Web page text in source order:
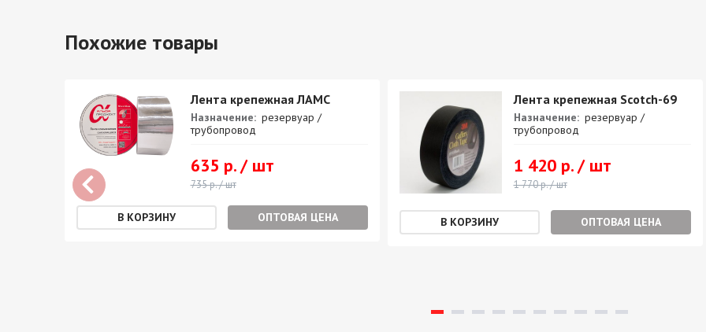
Похожие товары
Лента крепежная ЛАМС
Назначение: резервуар /
трубопровод
635 р. / шт
735 р. / шт
ОПТОВАЯ ЦЕНА
Лента крепежная Scotch-69
Назначение: резервуар /
трубопровод
1 420 р. / шт
1 770 р. / шт
ОПТОВАЯ ЦЕНА